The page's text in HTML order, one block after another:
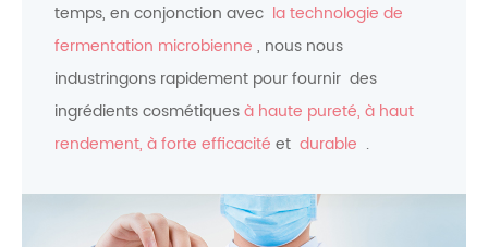
temps, en conjonction avec la technologie de
fermentation microbienne , nous nous
industringons rapidement pour fournir des
ingrédients cosmétiquesà haute pureté, à haut
rendement, à forte efficacité et durable .